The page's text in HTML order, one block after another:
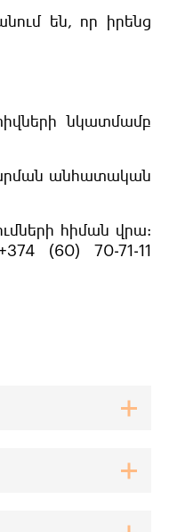
են, որ իրենց
նկատմամբ
անհատական
հիման վրա:
(60) 70-71-11